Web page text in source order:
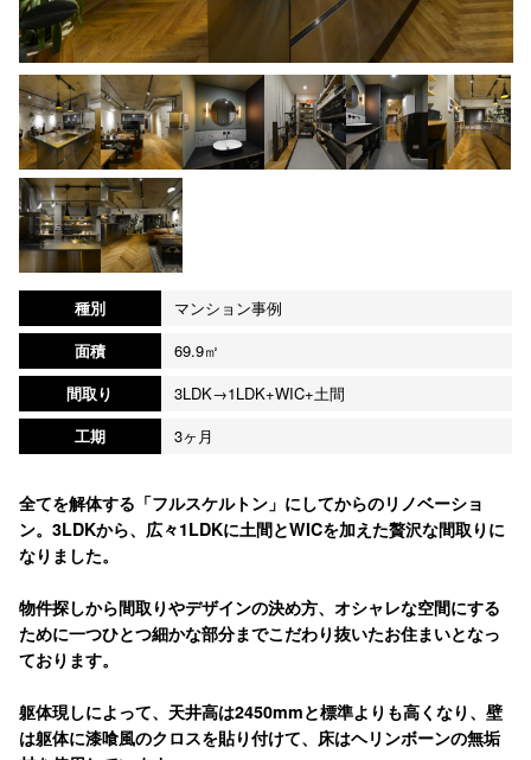
種別
マンション事例
面積
69.9㎡
間取り
3LDK→1LDK+WIC+土間
工期
3ヶ月
全てを解体する「フルスケルトン」にしてからのリノベーショ
ン。3LDKから、広々1LDKに土間とWICを加えた贅沢な間取りに
なりました。
物件探しから間取りやデザインの決め方、オシャレな空間にする
ために一つひとつ細かな部分までこだわり抜いたお住まいとなっ
ております。
躯体現しによって、天井高は2450mmと標準よりも高くなり、壁
は躯体に漆喰風のクロスを貼り付けて、床はヘリンボーンの無垢